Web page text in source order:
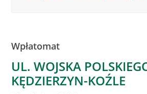
Wpłatomat
UL. WOJSKA
KĘDZIERZYN-KOŹLE